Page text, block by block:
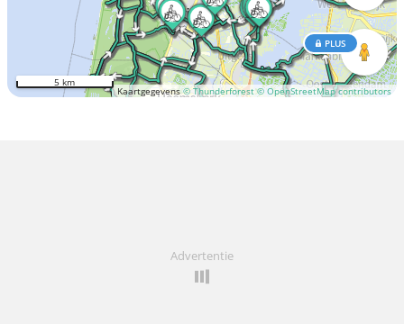
Kaartgegevens© Thunderforest © OpenStreetMap contributors
PLUS
5 km
Advertentie